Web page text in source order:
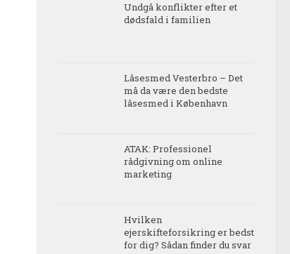
Undgå konflikter efter et
dødsfald i familien
Låsesmed Vesterbro – Det
må da være den bedste
låsesmed i København
ATAK: Professionel
rådgivning om online
marketing
Hvilken
ejerskifteforsikring er bedst
for dig? Sådan finder du svar